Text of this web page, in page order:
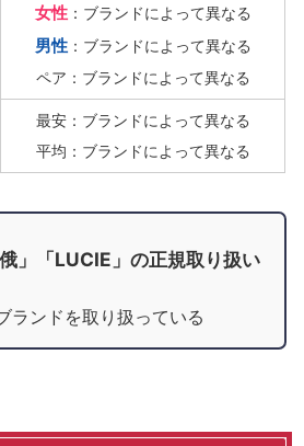
女性：ブランドによって異なる
男性：ブランドによって異なる
ペア：ブランドによって異なる
最安：ブランドによって異なる
平均：ブランドによって異なる
」「LUCIE」の正規取り扱い
ランドを取り扱っている